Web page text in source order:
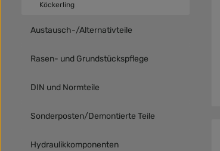
Köckerling
Austausch-/Alternativteile
Rasen- und Grundstückspflege
DIN und Normteile
Sonderposten/Demontierte Teile
Hydraulikkomponenten